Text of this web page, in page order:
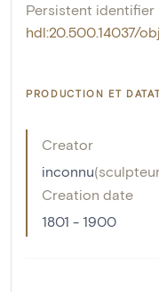
Persistent identifier
hdl:20.500.14037/
PRODUCTION ET
Creator
inconnu(
Creation date
1801 - 1900